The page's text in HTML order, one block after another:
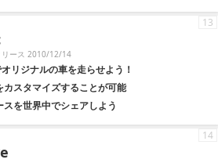
リース 2010/12/14
リジナルの車を走らせよう！
カスタマイズすることが可能
スを世界中でシェアしよう
13
14